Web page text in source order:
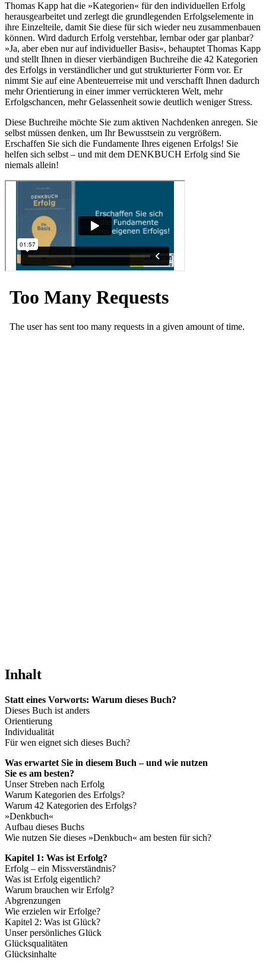
Thomas Kapp hat die »Kategorien« für den individuellen Erfolg
herausgearbeitet und zerlegt die grundlegenden Erfolgselemente in
ihre Einzelteile, damit Sie diese für sich wieder neu zusammenbauen
können. Wird dadurch Erfolg verstehbar, lernbar oder gar planbar?
»Ja, aber eben nur auf individueller Basis«, behauptet Thomas Kapp
und stellt Ihnen in dieser vierbändigen Buchreihe die 42 Kategorien
des Erfolgs in verständlicher und gut strukturierter Form vor. Er
nimmt Sie auf eine Abenteuerreise mit und verschafft Ihnen dadurch
mehr Orientierung in einer immer verrückteren Welt, mehr
Erfolgschancen, mehr Gelassenheit sowie deutlich weniger Stress.
Diese Buchreihe möchte Sie zum aktiven Nachdenken anregen. Sie
selbst müssen denken, um Ihr Bewusstsein zu vergrößern.
Erschaffen Sie sich die Fundamente Ihres eigenen Erfolgs! Sie
helfen sich selbst – und mit dem DENKBUCH Erfolg sind Sie
niemals allein!
Inhalt
Statt eines Vorworts: Warum dieses Buch?
Dieses Buch ist anders
Orientierung
Individualität
Für wen eignet sich dieses Buch?
Was erwartet Sie in diesem Buch – und wie nutzen
Sie es am besten?
Unser Streben nach Erfolg
Warum Kategorien des Erfolgs?
Warum 42 Kategorien des Erfolgs?
»Denkbuch«
Aufbau dieses Buchs
Wie nutzen Sie dieses »Denkbuch« am besten für sich?
Kapitel 1: Was ist Erfolg?
Erfolg – ein Missverständnis?
Was ist Erfolg eigentlich?
Warum brauchen wir Erfolg?
Abgrenzungen
Wie erzielen wir Erfolge?
Kapitel 2: Was ist Glück?
Unser persönliches Glück
Glücksqualitäten
Glücksinhalte